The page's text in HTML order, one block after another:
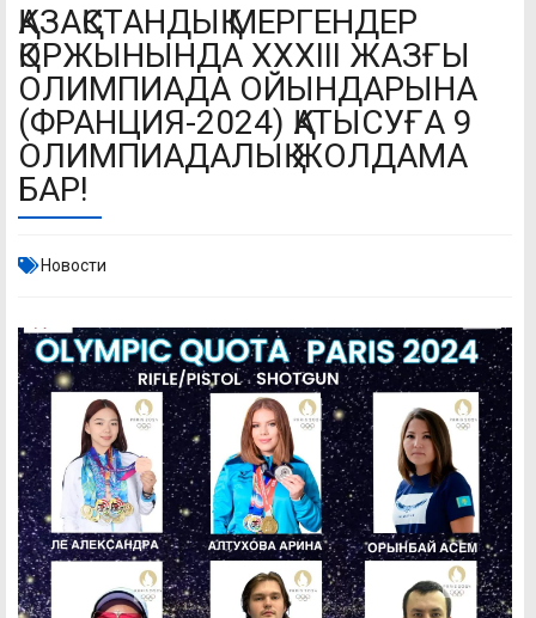
ҚАЗАҚСТАНДЫҚ МЕРГЕНДЕР
ҚОРЖЫНЫНДА XXXIII ЖАЗҒЫ
ОЛИМПИАДА ОЙЫНДАРЫНА
(ФРАНЦИЯ-2024) ҚАТЫСУҒА 9
ОЛИМПИАДАЛЫҚ ЖОЛДАМА
БАР!
Новости